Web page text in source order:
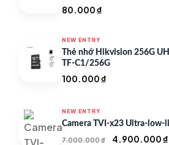
80.000₫
NEW ENTRY
Thẻ nhớ Hikvision 256G
TF-C1/256G
100.000₫
NEW ENTRY
Camera TVI-x23 Ultra-low-
7.000.000₫
Giá
4.900.000₫